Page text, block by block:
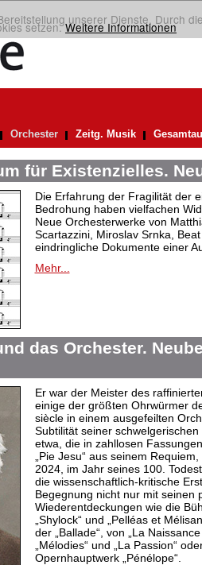
unserer Dienste. Durch
setzen.Weitere Informationen
Orchester Zeitg. Musik
für Existenzielles.
Die Erfahrung der Fragilität der
Bedrohung haben vielfachen
Neue Orchesterwerke von
Scartazzini, Miroslav Srnka,
eindringliche Dokumente einer
Mehr...
das Orchester.
Er war der Meister des
einige der größten Ohrwürmer
siècle in einem ausgefeilten
Subtilität seiner
etwa, die in zahllosen
„Pie Jesu“ aus seinem
2024, im Jahr seines 100.
die wissenschaftlich-kritische
Begegnung nicht nur mit seinen
Wiederentdeckungen wie die
„Shylock“ und „Pelléas et
der „Ballade“, von „La
„Mélodies“ und „La Passion“
Opernhauptwerk „Pénélope“.